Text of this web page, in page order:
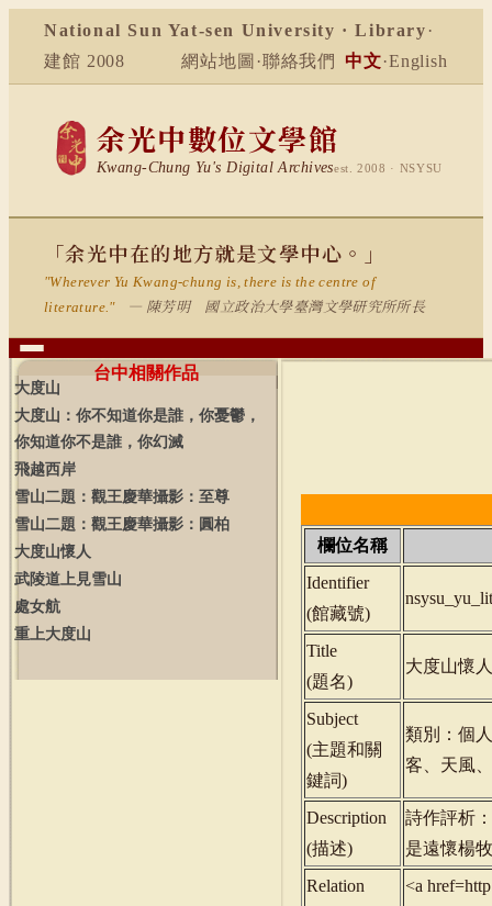
National Sun Yat-sen University · Library ·
建館 2008
網站地圖 ·聯絡我們 中文·English
余光中數位文學館
Kwang-Chung Yu's Digital Archivesest. 2008 · NSYSU
「余光中在的地方就是文學中心。」
"Wherever Yu Kwang-chung is, there is the centre of
literature."
— 陳芳明 國立政治大學臺灣文學研究所所長
台中相關作品
大度山
大度山：你不知道你是誰，你憂鬱，
你知道你不是誰，你幻滅
飛越西岸
雪山二題：觀王慶華攝影：至尊
雪山二題：觀王慶華攝影：圓柏
大度山懷人
武陵道上見雪山
處女航
重上大度山
欄位名稱
Identifier
(館藏號)
Title
(題名)
大度山懷人
Subject
(主題和關
鍵詞)
類別：個
客、天風
Description
(描述)
詩作評析
是遠懷楊
Relation
<a